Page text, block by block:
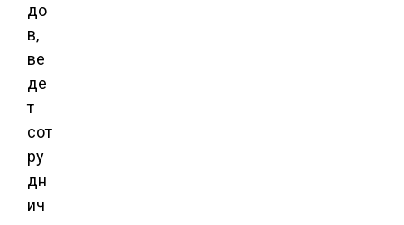
до
в,
ве
де
т
сот
ру
дн
ич